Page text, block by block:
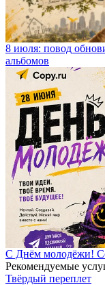
8 июля: повод
альбомов
С Днём молодёжи!
Рекомендуемые
Твёрдый переплет